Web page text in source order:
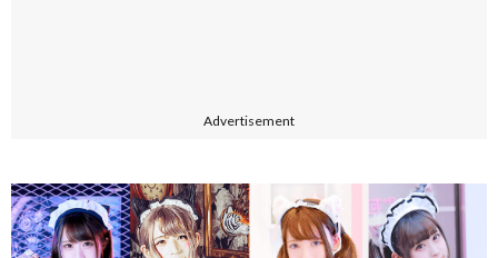
Advertisement